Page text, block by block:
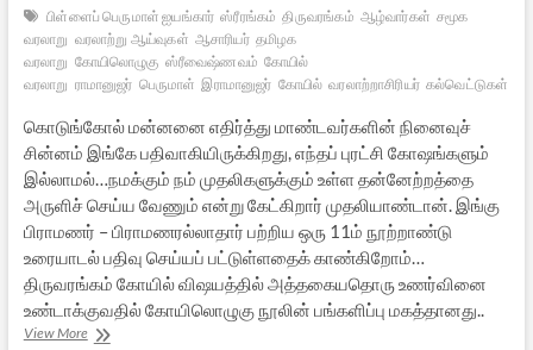
பிள்ளைப் பெருமாள் ஐயங்கார் ஸ்ரீரங்கம் திருவரங்கம் ஆழ்வார்கள் சமூக
வரலாறு வரலாற்று ஆய்வுகள் ஆசாரியர் தமிழக
வரலாறு கோயிலொழுகு ஸ்ரீவைஷ்ணவம் கோயில்
வரலாறு ராமானுஜர் பெருமாள் இராமானுஜர் கோயில் வரலாற்றாசிரியர் கல்வெட்டுகள்
கொடுங்கோல் மன்னனை எதிர்த்து மாண்டவர்களின் நினைவுச்
சின்னம் இங்கே பதிவாகியிருக்கிறது, எந்தப் புரட்சி கோஷங்களும்
இல்லாமல்…நமக்கும் நம் முதலிகளுக்கும் உள்ள தன்னேற்றத்தை
அருளிச் செய்ய வேணும் என்று கேட்கிறார் முதலியாண்டான். இங்கு
பிராமணர் – பிராமணரல்லாதார் பற்றிய ஒரு 11ம் நூற்றாண்டு
உரையாடல் பதிவு செய்யப் பட்டுள்ளதைக் காண்கிறோம்…
திருவரங்கம் கோயில் விஷயத்தில் அத்தகையதொரு உணர்வினை
உண்டாக்குவதில் கோயிலொழுகு நூலின் பங்களிப்பு மகத்தானது..
View Moreஸ்ரீரங்கம்: